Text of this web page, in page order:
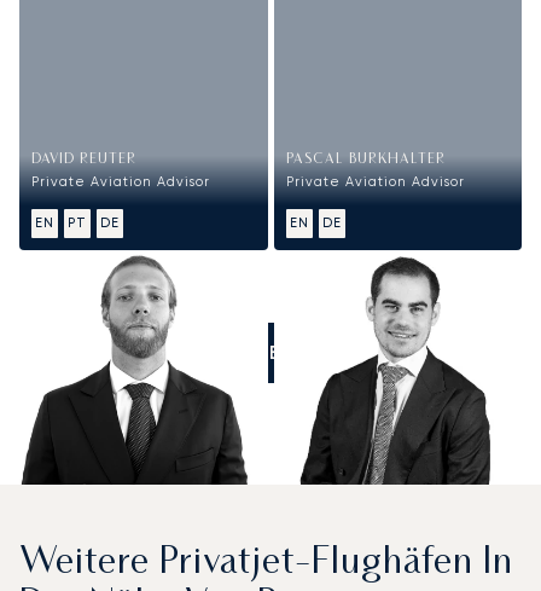
DAVID REUTER
Private Aviation Advisor
EN PT DE
PASCAL BURKHALTER
Private Aviation Advisor
EN DE
RUFEN SIE UNS AN
Weitere Privatjet-Flughäfen In